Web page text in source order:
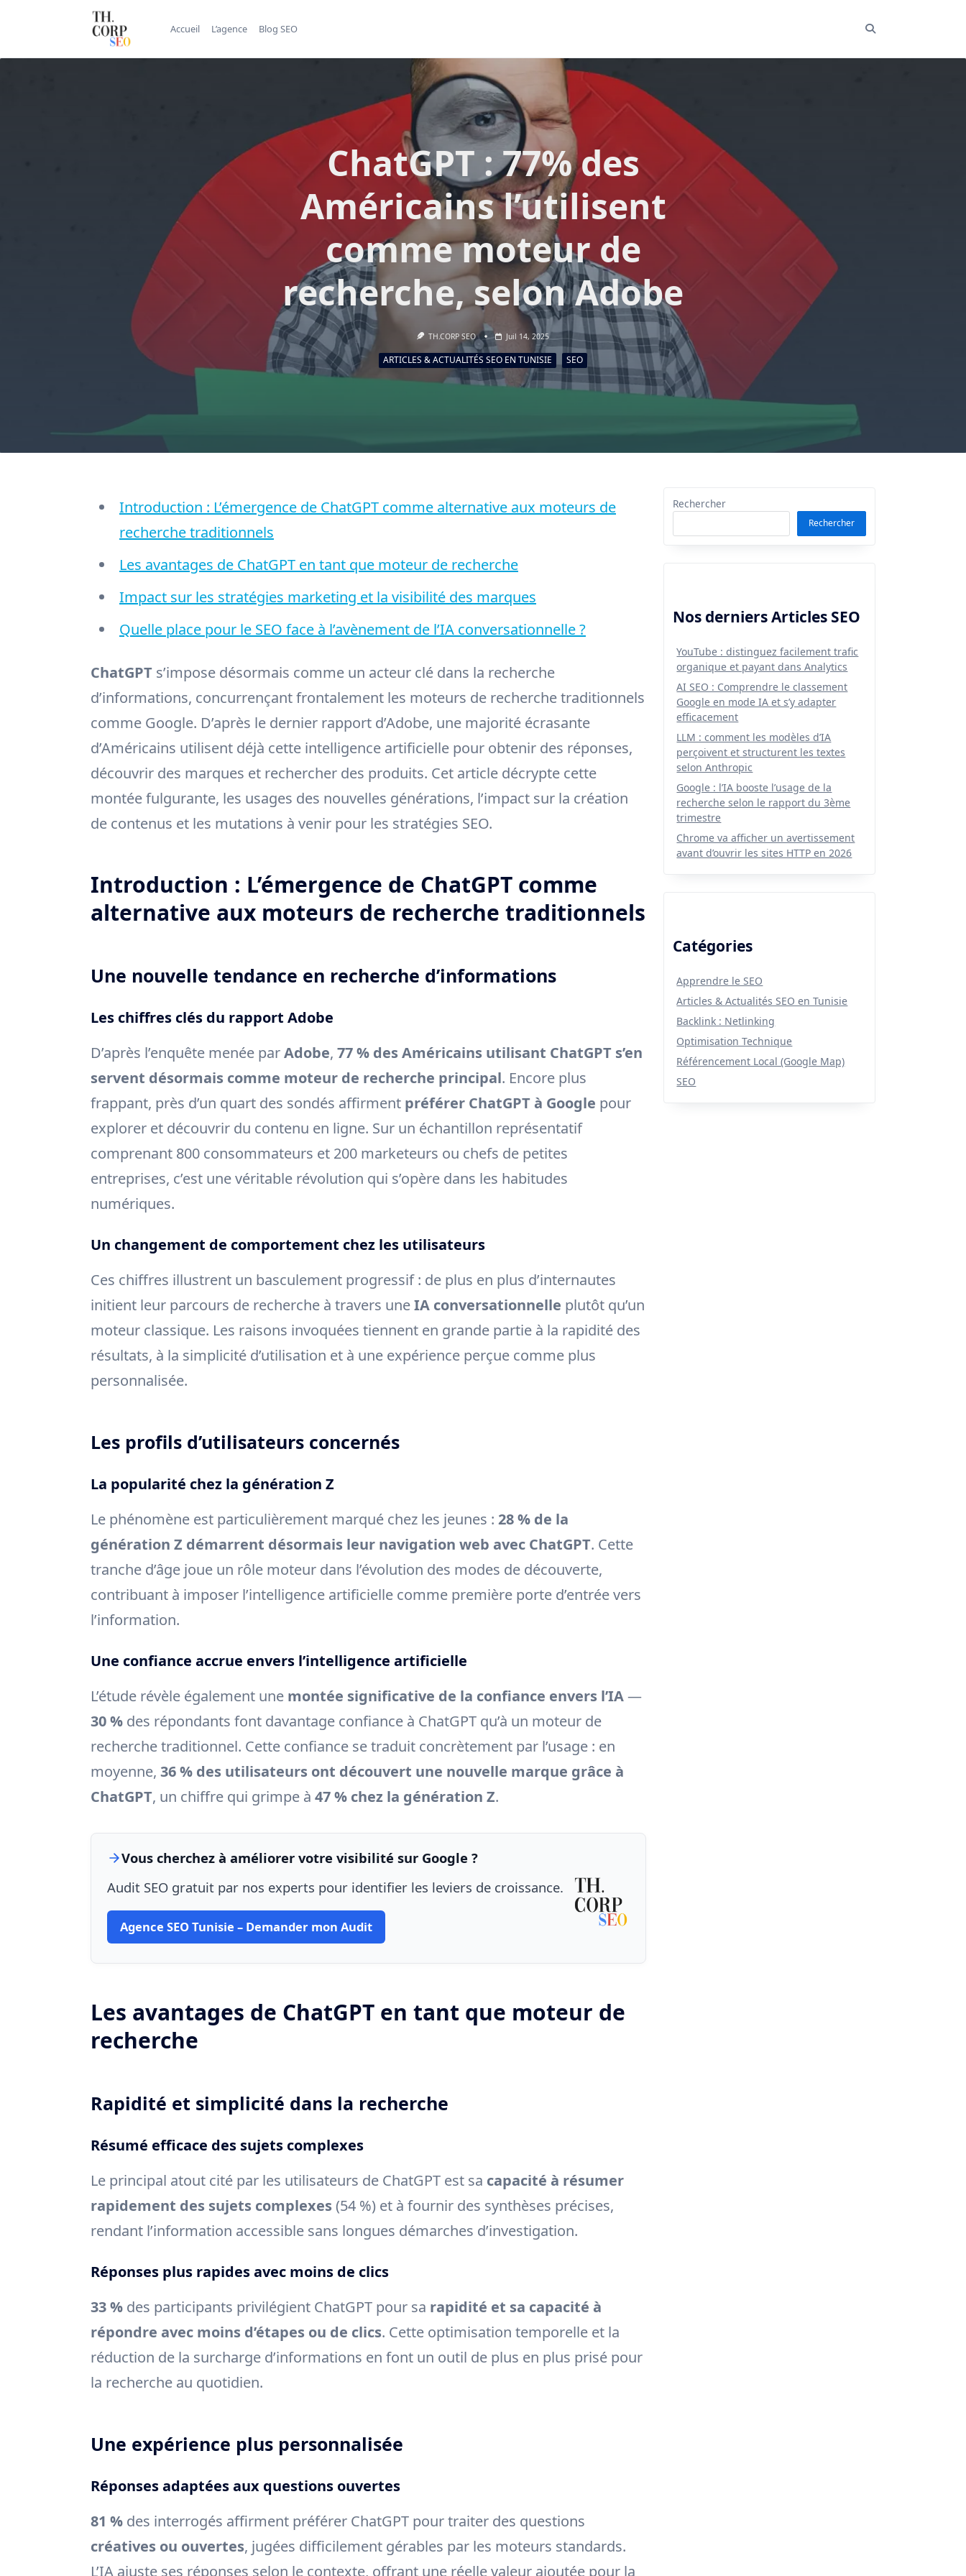
Accueil L’agence Blog SEO
ChatGPT : 77% des
Américains l’utilisent
comme moteur de
recherche, selon Adobe
TH.CORP SEO Juil 14, 2025
ARTICLES & ACTUALITÉS SEO EN TUNISIE SEO
Introduction : L’émergence de ChatGPT comme alternative aux moteurs de
recherche traditionnels
Les avantages de ChatGPT en tant que moteur de recherche
Impact sur les stratégies marketing et la visibilité des marques
Quelle place pour le SEO face à l’avènement de l’IA conversationnelle ?
ChatGPT s’impose désormais comme un acteur clé dans la recherche
d’informations, concurrençant frontalement les moteurs de recherche traditionnels
comme Google. D’après le dernier rapport d’Adobe, une majorité écrasante
d’Américains utilisent déjà cette intelligence artificielle pour obtenir des réponses,
découvrir des marques et rechercher des produits. Cet article décrypte cette
montée fulgurante, les usages des nouvelles générations, l’impact sur la création
de contenus et les mutations à venir pour les stratégies SEO.
Introduction : L’émergence de ChatGPT comme
alternative aux moteurs de recherche traditionnels
Une nouvelle tendance en recherche d’informations
Les chiffres clés du rapport Adobe
D’après l’enquête menée parAdobe, 77 % des Américains utilisant ChatGPT s’en
servent désormais comme moteur de recherche principal. Encore plus
frappant, près d’un quart des sondés affirment préférer ChatGPT à Google pour
explorer et découvrir du contenu en ligne. Sur un échantillon représentatif
comprenant 800 consommateurs et 200 marketeurs ou chefs de petites
entreprises, c’est une véritable révolution qui s’opère dans les habitudes
numériques.
Un changement de comportement chez les utilisateurs
Ces chiffres illustrent un basculement progressif : de plus en plus d’internautes
initient leur parcours de recherche à travers uneIA conversationnelle plutôt qu’un
moteur classique. Les raisons invoquées tiennent en grande partie à la rapidité des
résultats, à la simplicité d’utilisation et à une expérience perçue comme plus
personnalisée.
Les profils d’utilisateurs concernés
La popularité chez la génération Z
Le phénomène est particulièrement marqué chez les jeunes : 28 % de la
génération Z démarrent désormais leur navigation web avec ChatGPT. Cette
tranche d’âge joue un rôle moteur dans l’évolution des modes de découverte,
contribuant à imposer l’intelligence artificielle comme première porte d’entrée vers
l’information.
Une confiance accrue envers l’intelligence artificielle
L’étude révèle également une montée significative de la confiance envers l’IA—
30 % des répondants font davantage confiance à ChatGPT qu’à un moteur de
recherche traditionnel. Cette confiance se traduit concrètement par l’usage : en
moyenne, 36 % des utilisateurs ont découvert une nouvelle marque grâce à
ChatGPT, un chiffre qui grimpe à 47 % chez la génération Z.
Vous cherchez à améliorer votre visibilité sur Google ?
Audit SEO gratuit par nos experts pour identifier les leviers de croissance.
Agence SEO Tunisie – Demander mon Audit
Les avantages de ChatGPT en tant que moteur de
recherche
Rapidité et simplicité dans la recherche
Résumé efficace des sujets complexes
Le principal atout cité par les utilisateurs de ChatGPT est sa capacité à résumer
rapidement des sujets complexes (54 %) et à fournir des synthèses précises,
rendant l’information accessible sans longues démarches d’investigation.
Réponses plus rapides avec moins de clics
33 % des participants privilégient ChatGPT pour sa rapidité et sa capacité à
répondre avec moins d’étapes ou de clics. Cette optimisation temporelle et la
réduction de la surcharge d’informations en font un outil de plus en plus prisé pour
la recherche au quotidien.
Une expérience plus personnalisée
Réponses adaptées aux questions ouvertes
81 % des interrogés affirment préférer ChatGPT pour traiter des questions
créatives ou ouvertes, jugées difficilement gérables par les moteurs standards.
L’IA ajuste ses réponses selon le contexte, offrant une réelle valeur ajoutée pour la
Rechercher
Rechercher
Nos derniers Articles SEO
YouTube : distinguez facilement trafic
organique et payant dans Analytics
AI SEO : Comprendre le classement
Google en mode IA et s’y adapter
efficacement
LLM : comment les modèles d’IA
perçoivent et structurent les textes
selon Anthropic
Google : l’IA booste l’usage de la
recherche selon le rapport du 3ème
trimestre
Chrome va afficher un avertissement
avant d’ouvrir les sites HTTP en 2026
Catégories
Apprendre le SEO
Articles & Actualités SEO en Tunisie
Backlink : Netlinking
Optimisation Technique
Référencement Local (Google Map)
SEO